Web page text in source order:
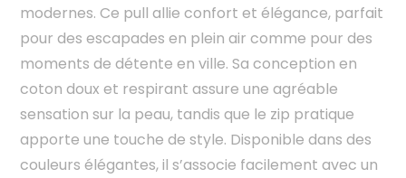
modernes. Ce pull allie confort et élégance, parfait
pour des escapades en plein air comme pour des
moments de détente en ville. Sa conception en
coton doux et respirant assure une agréable
sensation sur la peau, tandis que le zip pratique
apporte une touche de style. Disponible dans des
couleurs élégantes, il s’associe facilement avec un